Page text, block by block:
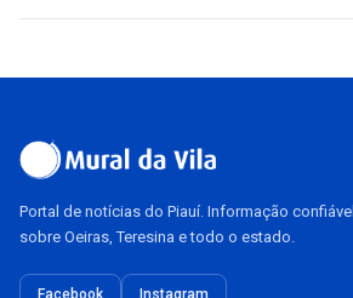
Portal de notícias do Piauí. Informação confiável
sobre Oeiras, Teresina e todo o estado.
Facebook Instagram